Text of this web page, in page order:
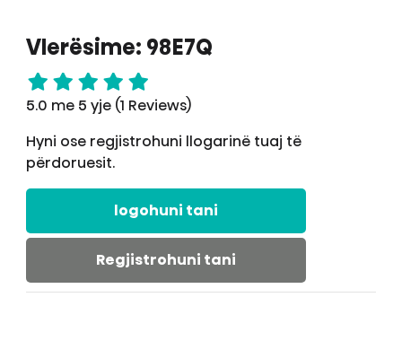
Vlerësime: 98E7Q
5.0 me 5 yje (1 Reviews)
Hyni ose regjistrohuni llogarinë tuaj të
përdoruesit.
logohuni tani
Regjistrohuni tani